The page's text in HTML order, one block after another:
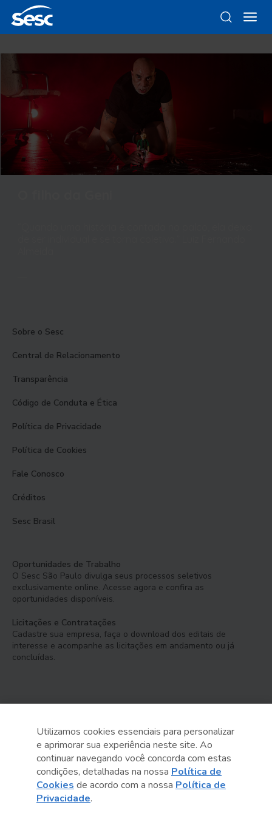
Sobre o Sesc
Central de Relacionamento
Transparência
Código de Conduta e Ética
Política de Privacidade
Política de Cookies
Fale Conosco
Créditos
Sesc Brasil
Oportunidades de Trabalho
O Sesc São Paulo divulga seus processos seletivos
exclusivamente online. Acesse agora e confira as
oportunidades disponíveis.
Licitações e Contratações
Cadastre sua empresa, faça o download dos editais de
interesse e acompanhe as licitações em andamento ou já
concluídas.
Serviço Social do Comércio
Administração Regional no Estado de São Paulo
Sesc São Paulo por aí:
Utilizamos cookies essenciais para personalizar
e aprimorar sua experiência neste site. Ao
continuar navegando você concorda com estas
condições, detalhadas na nossa Política de
Cookies de acordo com a nossa Política de
Privacidade.